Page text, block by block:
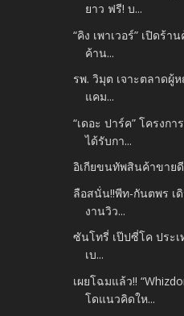
ยาว ฟรี! บ...
“คิง เพาเวอร์” เปิดร้
ค้าน...
รพ. วิมุต เจาะตลาดผู้
แคม...
“เดอะ ปาร์ค” โครงก
ได้รับกา...
อิเกียขนทัพสินค้าขาย
ลือสนั่น!!พีท-กันตพร เ
งานวิว...
ซันโทรี่ เป๊ปซี่โค ประ
เบ...
เผยโฉมแล้ว!!
โดแนวคิดให...